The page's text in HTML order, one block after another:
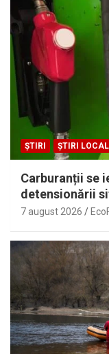
ȘTIRI ȘTIRI
Carburanții se
detensionării
7 august 2026